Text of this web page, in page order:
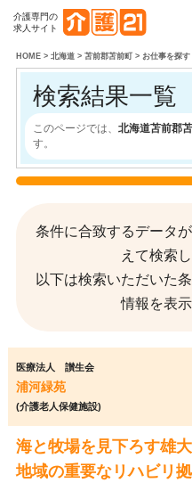
介護専門の
求人サイト
HOME> 北海道> 苫前郡苫前町> お仕事を探す
検索結果一覧
このページでは、 北海道苫前郡苫
す。
条件に合致するデータ
えて検索
以下は検索いただいた
情報を表
医療法人 讃生会
浦河緑苑
(介護老人保健施設)
海と牧場を見下ろす雄
地域の重要なリハビリ拠